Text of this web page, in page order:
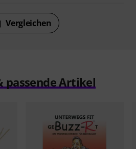
Vergleichen
passende Artikel